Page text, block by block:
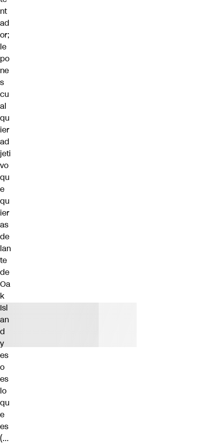
nt
ad
or;
le
po
ne
s
cu
al
qu
ier
ad
jeti
vo
qu
e
qu
ier
as
de
lan
te
de
Oa
k
Isl
an
d
y
es
o
es
lo
qu
e
es
(…